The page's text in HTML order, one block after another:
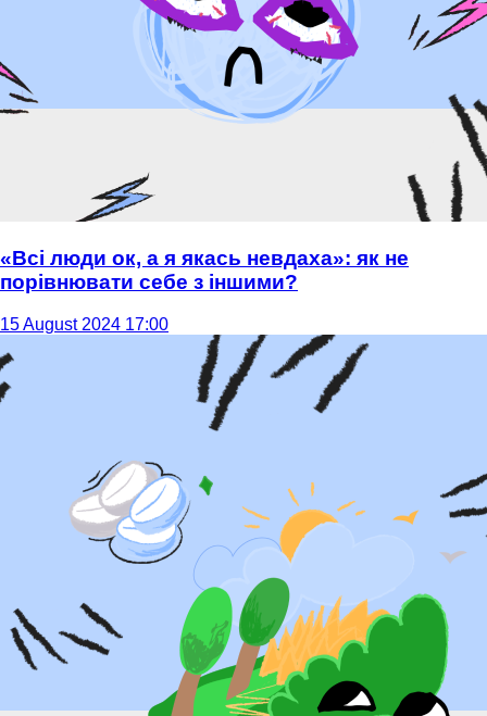
«Всі люди ок, а я якась невдаха»: як не
порівнювати себе з іншими?
15 August 2024 17:00